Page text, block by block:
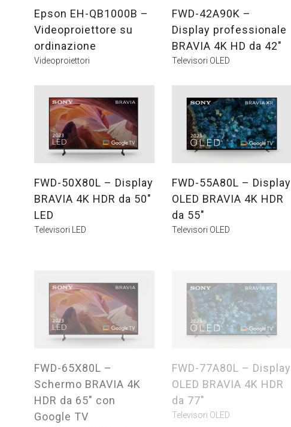
Epson EH-QB1000B –
Videoproiettore su
ordinazione
Videoproiettori
FWD-42A90K –
Display professionale
BRAVIA 4K HD da 42″
Televisori OLED
FWD-50X80L – Display
BRAVIA 4K HDR da 50″
LED
Televisori LED
FWD-55A80L – Display
OLED BRAVIA 4K HDR
da 55″
Televisori OLED
FWD-65X80L –
Schermo BRAVIA 4K
HDR da 65″ con
Google TV
FWD-77A80L – Display
OLED BRAVIA 4K HDR
da 77″
Televisori OLED